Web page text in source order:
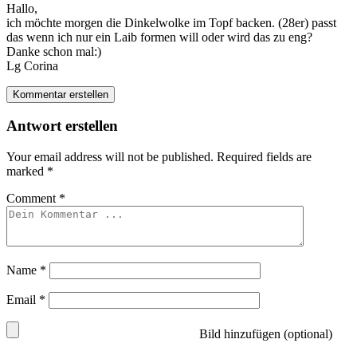
Hallo,
ich möchte morgen die Dinkelwolke im Topf backen. (28er) passt
das wenn ich nur ein Laib formen will oder wird das zu eng?
Danke schon mal:)
Lg Corina
Kommentar erstellen
Antwort erstellen
Your email address will not be published. Required fields are
marked *
Comment *
Name *
Email *
Bild hinzufügen (optional)